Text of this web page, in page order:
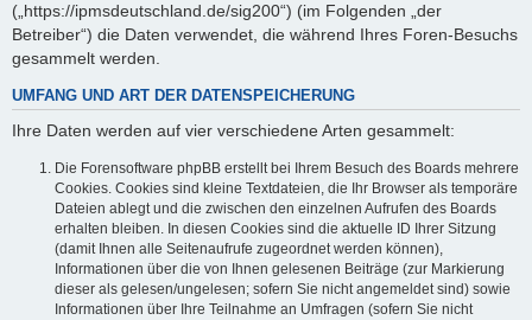
(„https://ipmsdeutschland.de/sig200“) (im Folgenden „der
Betreiber“) die Daten verwendet, die während Ihres Foren-Besuchs
gesammelt werden.
UMFANG UND ART DER DATENSPEICHERUNG
Ihre Daten werden auf vier verschiedene Arten gesammelt:
Die Forensoftware phpBB erstellt bei Ihrem Besuch des Boards mehrere
Cookies. Cookies sind kleine Textdateien, die Ihr Browser als temporäre
Dateien ablegt und die zwischen den einzelnen Aufrufen des Boards
erhalten bleiben. In diesen Cookies sind die aktuelle ID Ihrer Sitzung
(damit Ihnen alle Seitenaufrufe zugeordnet werden können),
Informationen über die von Ihnen gelesenen Beiträge (zur Markierung
dieser als gelesen/ungelesen; sofern Sie nicht angemeldet sind) sowie
Informationen über Ihre Teilnahme an Umfragen (sofern Sie nicht